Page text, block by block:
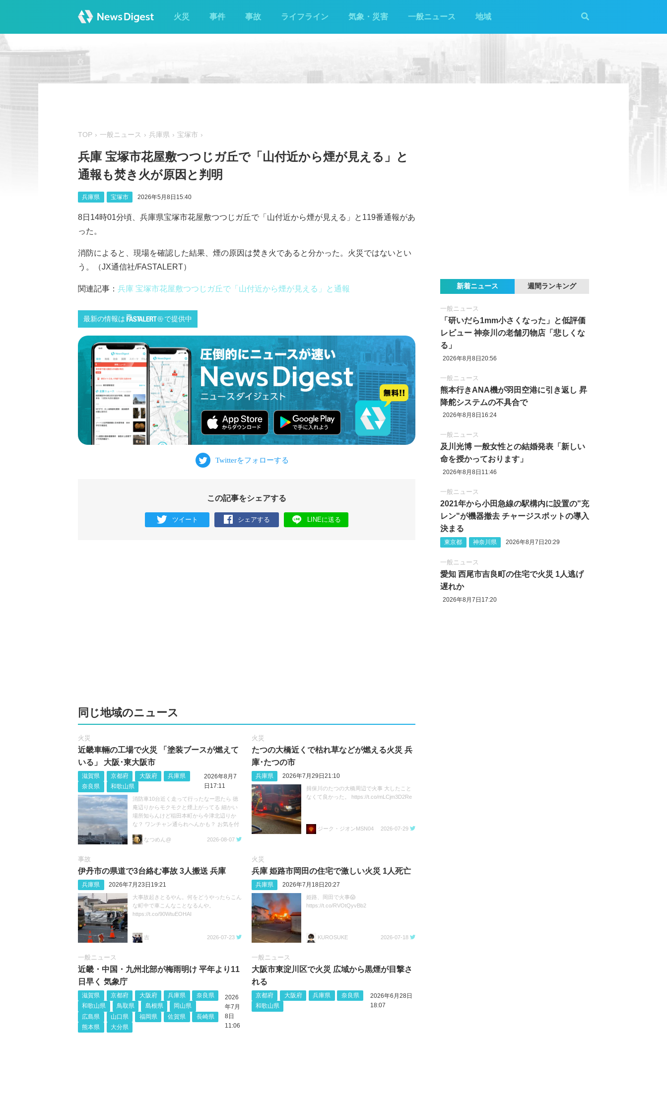
火災 事件 事故 ライフライン 気象・災害 一般ニュース 地域
TOP 一般ニュース 兵庫県 宝塚市
兵庫 宝塚市花屋敷つつじガ丘で「山付近から煙が見える」と
通報も焚き火が原因と判明
兵庫県 宝塚市 2026年5月8日15:40
8日14時01分頃、兵庫県宝塚市花屋敷つつじガ丘で「山付近から煙が見える」と119番通報があ
った。
消防によると、現場を確認した結果、煙の原因は焚き火であると分かった。火災ではないとい
う。（JX通信社/FASTALERT）
関連記事： 兵庫 宝塚市花屋敷つつじガ丘で「山付近から煙が見える」と通報
最新の情報は で提供中
この記事をシェアする
ツイート シェアする LINEに送る
同じ地域のニュース
火災
近畿車輛の工場で火災 「塗装ブースが燃えて
いる」 大阪･東大阪市
滋賀県 京都府 大阪府
兵庫県
奈良県
和歌山県
2026年8月7
日17:11
消防車10台近く走って行ったなー思たら 徳
庵辺りからモクモクと煙上がってる 細かい
場所知らんけど稲田本町から今津北辺りか
な？ ワンチャン通られへんかも？ お気を付
なつめん@
2026-08-07
火災
たつの大橋近くで枯れ草などが燃える火災 兵
庫･たつの市
兵庫県 2026年7月29日21:10
揖保川のたつの大橋周辺で火事 大したこと
なくて良かった。 https://t.co/mLCjm3D2Re
ジーク・ジオンMSN04 2026-07-29
事故
伊丹市の県道で3台絡む事故 3人搬送 兵庫
兵庫県 2026年7月23日19:21
大事故起きとるやん。何をどうやったらこん
な町中で車こんなことなるんや。
https://t.co/90WtuEOHAI
吉 2026-07-23
火災
兵庫 姫路市岡田の住宅で激しい火災 1人死亡
兵庫県 2026年7月18日20:27
姫路、岡田で火事😱
https://t.co/RVOtQyvBb2
KUROSUKE 2026-07-18
一般ニュース
近畿・中国・九州北部が梅雨明け 平年より11
日早く 気象庁
滋賀県 京都府 大阪府 兵庫県
奈良県
和歌山県
鳥取県 島根県
岡山県
広島県
山口県 福岡県 佐賀県
長崎県
熊本県
大分県
2026
年7月
8日
11:06
一般ニュース
大阪市東淀川区で火災 広域から黒煙が目撃さ
れる
京都府 大阪府 兵庫県
奈良県
和歌山県
2026年6月28日
18:07
新着ニュース 週間ランキング
一般ニュース
「研いだら1mm小さくなった」と低評価
レビュー 神奈川の老舗刃物店「悲しくな
る」
2026年8月8日20:56
一般ニュース
熊本行きANA機が羽田空港に引き返し 昇
降舵システムの不具合で
2026年8月8日16:24
一般ニュース
及川光博 一般女性との結婚発表「新しい
命を授かっております」
2026年8月8日11:46
一般ニュース
2021年から小田急線の駅構内に設置の"充
レン"が機器撤去 チャージスポットの導入
決まる
東京都 神奈川県 2026年8月7日20:29
一般ニュース
愛知 西尾市吉良町の住宅で火災 1人逃げ
遅れか
2026年8月7日17:20